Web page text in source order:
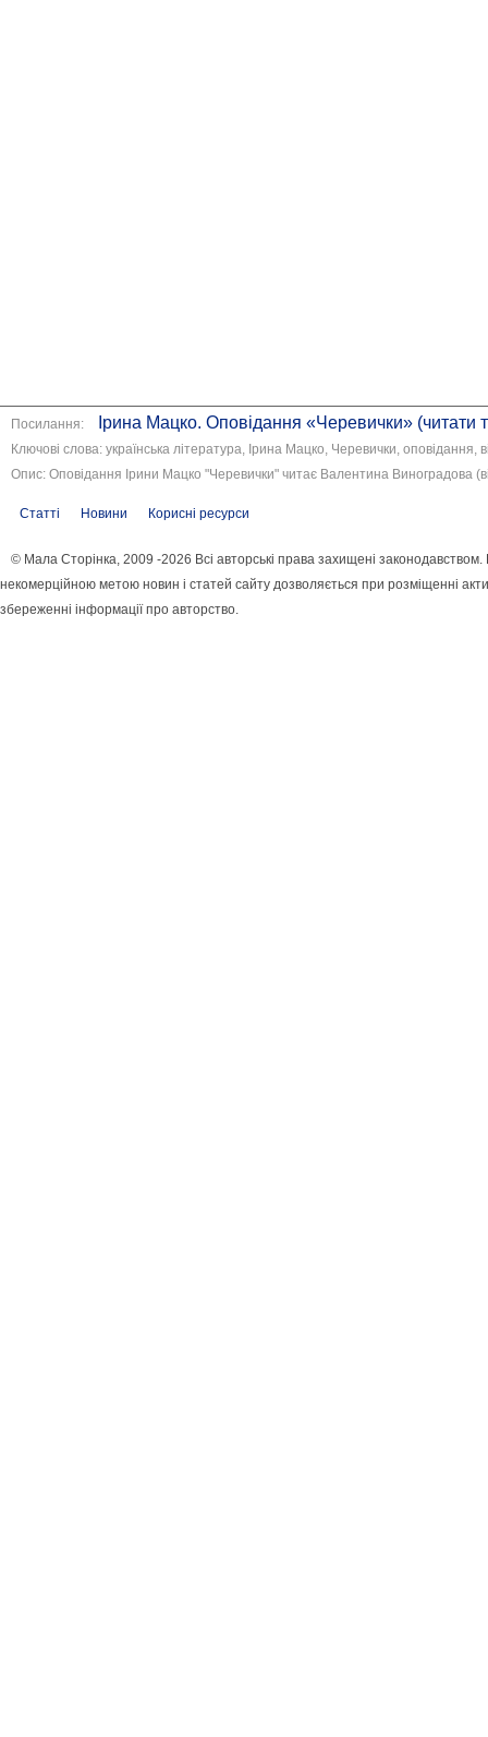
Посилання: Ірина Мацко. Оповідання «Черевички» (читати
Ключові слова: українська література, Ірина Мацко, Черевички, оповідання,
Опис: Оповідання Ірини Мацко "Черевички" читає Валентина Виноградова
Статті Новини Корисні ресурси
© Мала Сторінка, 2009 -2026 Всі авторські права захищені
некомерційною метою новин і статей сайту дозволяється при розміщенні
збереженні інформації про авторство.